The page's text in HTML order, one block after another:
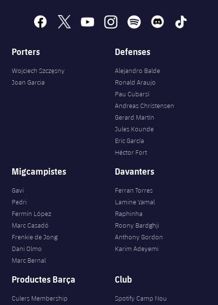
facebook
x youtubeinstagramspotify discord tiktok
Porters
Wojciech Szczęsny
Joan Garcia
Defenses
Alejandro Balde
Ronald Araujo
Pau Cubarsí
Andreas Christensen
Gerard Martín
Jules Kounde
Eric García
Héctor Fort
Migcampistes
Gavi
Pedri
Fermín López
Marc Casadó
Frenkie de Jong
Dani Olmo
Marc Bernal
Davanters
Ferran Torres
Lamine Yamal
Raphinha
Roony Bardghji
Anthony Gordon
Karim Adeyemi
Productes Barça
Culers Membership
Club
Spotify Camp Nou